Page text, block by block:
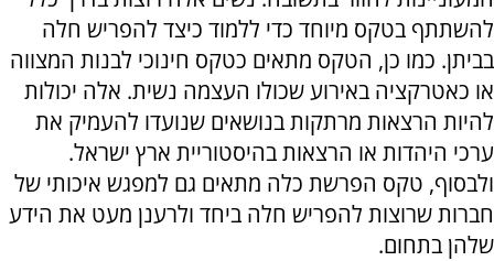
להשתתף בטקס מיוחד כדי ללמוד כיצד להפריש חלה
בביתן. כמו כן, הטקס מתאים כטקס חינוכי לבנות המצווה
או כאטרקציה באירוע שכולו העצמה נשית. אלה יכולות
להיות הרצאות מרתקות בנושאים שנועדו להעמיק את
ערכי היהדות או הרצאות בהיסטוריית ארץ ישראל.
ולבסוף, טקס הפרשת כלה מתאים גם למפגש איכותי של
חברות שרוצות להפריש חלה ביחד ולרענן מעט את הידע
שלהן בתחום.